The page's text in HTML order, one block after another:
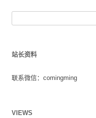
搜
索
站长资料
联系微信：comingming
VIEWS